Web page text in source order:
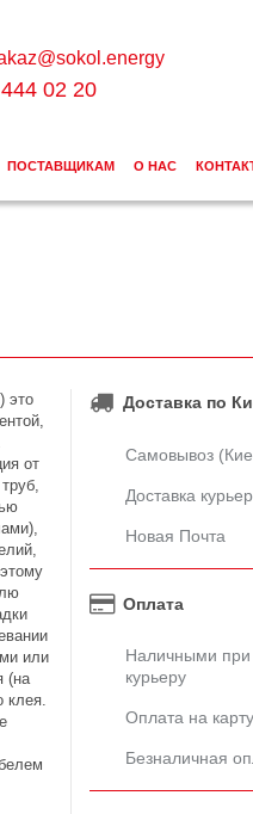
это
от
или
(на
клея.
Доставка по
Самовывоз
Доставка
Новая Почта
Оплата
Наличными
курьеру
Оплата на
Безналичная
02 20
ПОСТАВЩИКАМ О НАС